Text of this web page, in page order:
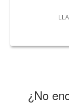
¿No